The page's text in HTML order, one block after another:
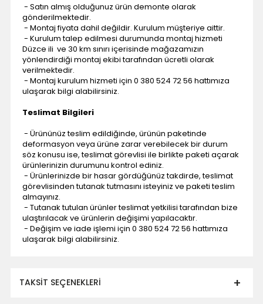
- Satın almış olduğunuz ürün demonte olarak
gönderilmektedir.
- Montaj fiyata dahil değildir. Kurulum müşteriye aittir.
- Kurulum talep edilmesi durumunda montaj hizmeti
Düzce ili ve 30 km sınırı içerisinde mağazamızın
yönlendirdiği montaj ekibi tarafından ücretli olarak
verilmektedir.
- Montaj kurulum hizmeti için 0 380 524 72 56 hattımıza
ulaşarak bilgi alabilirsiniz.
Teslimat Bilgileri
- Ürününüz teslim edildiğinde, ürünün paketinde
deformasyon veya ürüne zarar verebilecek bir durum
söz konusu ise, teslimat görevlisi ile birlikte paketi açarak
ürünlerinizin durumunu kontrol ediniz.
- Ürünlerinizde bir hasar gördüğünüz takdirde, teslimat
görevlisinden tutanak tutmasını isteyiniz ve paketi teslim
almayınız.
- Tutanak tutulan ürünler teslimat yetkilisi tarafından bize
ulaştırılacak ve ürünlerin değişimi yapılacaktır.
- Değişim ve iade işlemi için 0 380 524 72 56 hattımıza
ulaşarak bilgi alabilirsiniz.
TAKSIT SEÇENEKLERI